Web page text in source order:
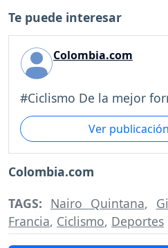
Te puede interesar
Colombia.com
#Ciclismo De la mejor
Ver
Colombia.com
TAGS: Nairo Quintana,
Francia, Ciclismo, Deportes